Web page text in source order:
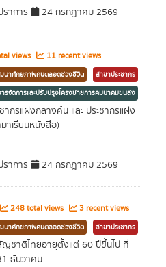
าการ 24 กรกฎาคม 2569
views 11 recent views
นาศักยภาพคนตลอดช่วงชีวิต
สาขาประชากร
รจัดการและปรับปรุงโครงข่ายการคมนาคมขนส่ง
กรแฝงกลางคืน และ ประชากรแฝง
าเรียนหนังสือ)
าการ 24 กรกฎาคม 2569
248 total views 3 recent views
นาศักยภาพคนตลอดช่วงชีวิต สาขาประชากร
ญชาติไทยอายุตั้งแต่ 60 ปีขึ้นไป ที่
ธันวาคม